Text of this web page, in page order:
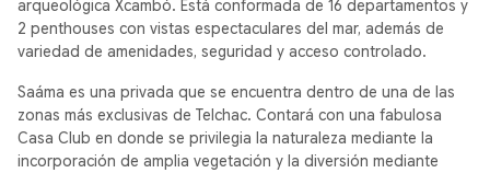
arqueológica Xcambó. Está conformada de 16 departamentos y
2 penthouses con vistas espectaculares del mar, además de
variedad de amenidades, seguridad y acceso controlado.
Saáma es una privada que se encuentra dentro de una de las
zonas más exclusivas de Telchac. Contará con una fabulosa
Casa Club en donde se privilegia la naturaleza mediante la
incorporación de amplia vegetación y la diversión mediante